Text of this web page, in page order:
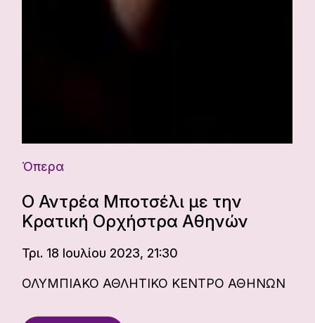
Όπερα
Ο Αντρέα Μποτσέλι με την
Κρατική Ορχήστρα Αθηνών
Τρι. 18 Ιουλίου 2023, 21:30
ΟΛΥΜΠΙΑΚΟ ΑΘΛΗΤΙΚΟ ΚΕΝΤΡΟ ΑΘΗΝΩΝ